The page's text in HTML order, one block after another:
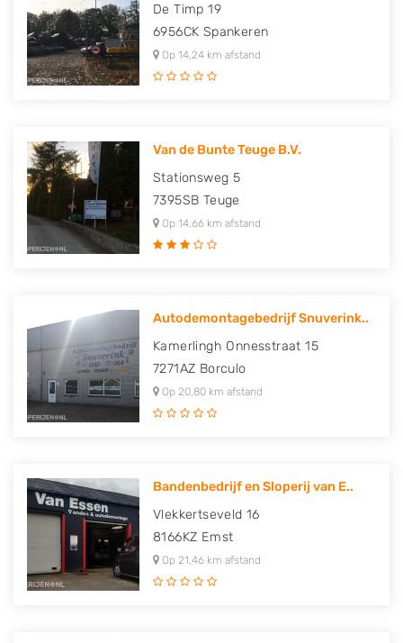
De Timp 19
6956CK Spankeren
Op 14,24 km afstand
Van de Bunte Teuge B.V.
Stationsweg 5
7395SB Teuge
Op 14,66 km afstand
Autodemontagebedrijf Snuverink..
Kamerlingh Onnesstraat 15
7271AZ Borculo
Op 20,80 km afstand
Bandenbedrijf en Sloperij van E..
Vlekkertseveld 16
8166KZ Emst
Op 21,46 km afstand